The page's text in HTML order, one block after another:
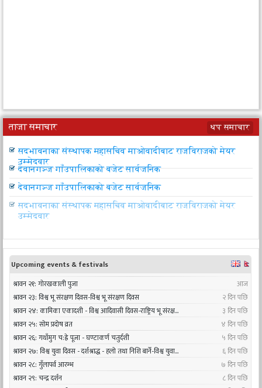
ताजा समाचार थप समाचार
उपप्रधानमन्त्री महरा आज चीन जाँदै
सदभावनाका संस्थापक महासचिव माओवादीबाट राजविराजको मेयर
उम्मेदवार
देवानगञ्ज गाँउपालिकाको बजेट सार्वजनिक
देवानगञ्ज गाँउपालिकाको बजेट सार्वजनिक
सदभावनाका संस्थापक महासचिव माओवादीबाट राजविराजको मेयर
उम्मेदवार